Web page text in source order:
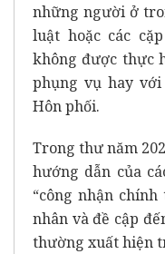
những người ở
luật hoặc các
không được thực
phụng vụ hay
Hôn phối.
Trong thư năm
hướng dẫn của
“công nhận chính
nhân và đề cập
thường xuất hiện